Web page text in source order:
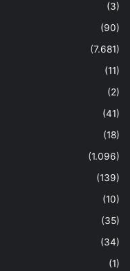
(3)
(90)
(7.681)
(11)
(2)
(41)
(18)
(1.096)
(139)
(10)
(35)
(34)
(1)